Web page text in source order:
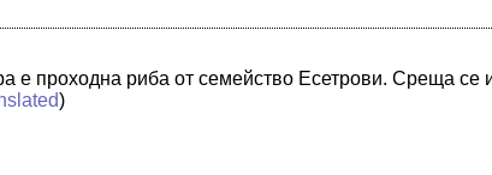
е проходна риба от семейство Есетрови. Среща
)